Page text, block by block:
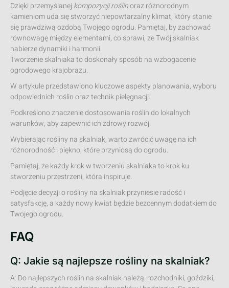
Dzięki przemyślanej kompozycji roślinoraz różnorodnym
kamieniom uda się stworzyć niepowtarzalny klimat, który stanie
się prawdziwą ozdobą Twojego ogrodu. Pamiętaj, by zachować
równowagę między elementami, co sprawi, że Twój skalniak
nabierze dynamiki i harmonii.
Tworzenie skalniaka to doskonały sposób na wzbogacenie
ogrodowego krajobrazu.
W artykule przedstawiono kluczowe aspekty planowania, wyboru
odpowiednich roślin oraz technik pielęgnacji.
Podkreślono znaczenie dostosowania roślin do lokalnych
warunków, aby zapewnić ich zdrowy rozwój.
Wybierając rośliny na skalniak, warto zwrócić uwagę na ich
różnorodność i piękno, które przyniosą do ogrodu.
Pamiętaj, że każdy krok w tworzeniu skalniaka to krok ku
stworzeniu przestrzeni, która inspiruje.
Podjęcie decyzji o rośliny na skalniak przyniesie radość i
satysfakcję, a każdy nowy kwiat będzie bezcennym dodatkiem do
Twojego ogrodu.
FAQ
Q: Jakie są najlepsze rośliny na skalniak?
A: Do najlepszych roślin na skalniak należą: rozchodniki, goździki,